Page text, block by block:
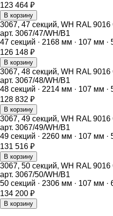
123 464 ₽
В корзину
3067, 47 секций, WH RAL
арт. 3067/47/WH/B1
47 секций · 2168 мм · 107 мм ·
126 148 ₽
В корзину
3067, 48 секций, WH RAL
арт. 3067/48/WH/B1
48 секций · 2214 мм · 107 мм ·
128 832 ₽
В корзину
3067, 49 секций, WH RAL
арт. 3067/49/WH/B1
49 секций · 2260 мм · 107 мм ·
131 516 ₽
В корзину
3067, 50 секций, WH RAL
арт. 3067/50/WH/B1
50 секций · 2306 мм · 107 мм ·
134 200 ₽
В корзину